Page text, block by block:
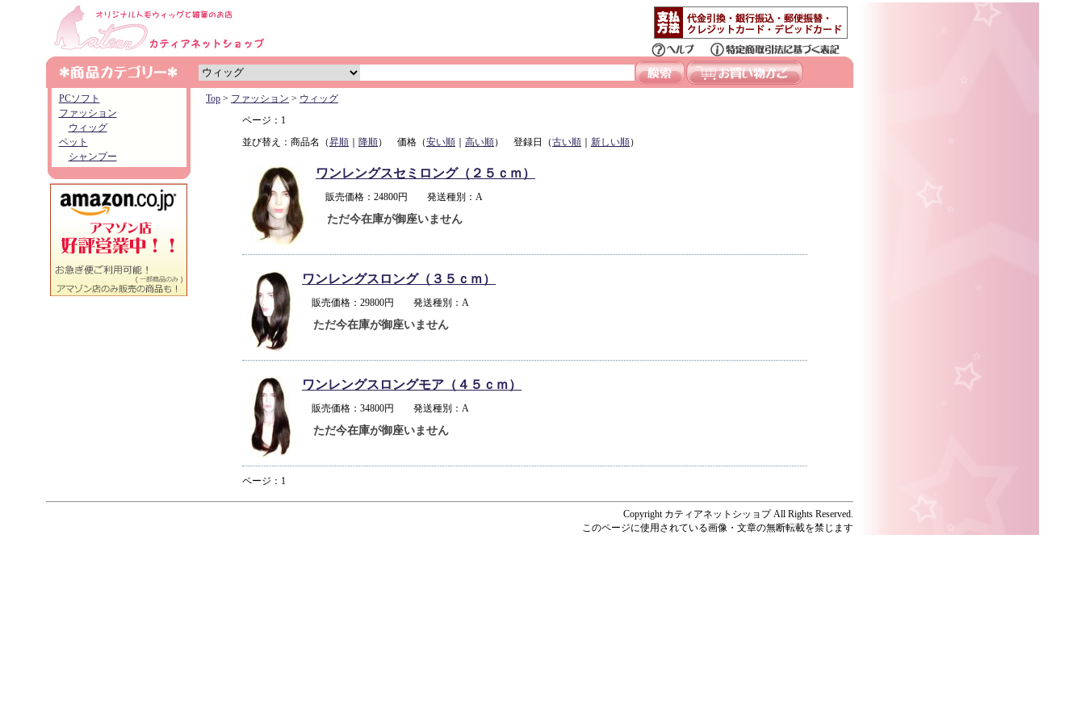
PCソフト
ファッション
ウィッグ
ペット
シャンプー
Top > ファッション > ウィッグ
ページ：1
並び替え：商品名（昇順 降順） 価格（安い順 高い順） 登録日（古い順 新しい順）
ワンレングスセミロング（２５ｃｍ）
販売価格：24800円 発送種別：A
ただ今在庫が御座いません
ワンレングスロング（３５ｃｍ）
販売価格：29800円 発送種別：A
ただ今在庫が御座いません
ワンレングスロングモア（４５ｃｍ）
販売価格：34800円 発送種別：A
ただ今在庫が御座いません
ページ：1
Copyright カティアネットシッョプ All Rights Reserved.
このページに使用されている画像・文章の無断転載を禁じます